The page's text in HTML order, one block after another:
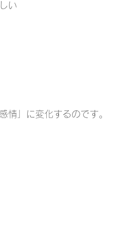
い
情」に変化するのです。